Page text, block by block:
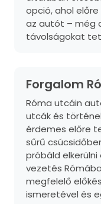
opció, ahol
az autót – még
távolságokat
Forgalom
Róma utcáin
utcák és
érdemes előre
sűrű
próbáld
vezetés
megfelelő
ismeretével és